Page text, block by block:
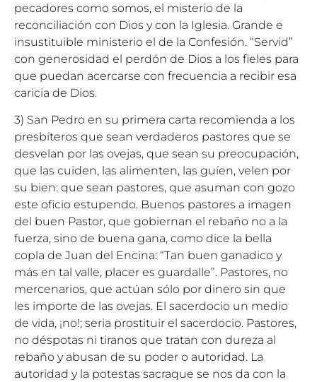
pecadores como somos, el misterio de la
reconciliación con Dios y con la Iglesia. Grande e
insustituible ministerio el de la Confesión. “Servid”
con generosidad el perdón de Dios a los fieles para
que puedan acercarse con frecuencia a recibir esa
caricia de Dios.
3) San Pedro en su primera carta recomienda a los
presbíteros que sean verdaderos pastores que se
desvelan por las ovejas, que sean su preocupación,
que las cuiden, las alimenten, las guíen, velen por
su bien: que sean pastores, que asuman con gozo
este oficio estupendo. Buenos pastores a imagen
del buen Pastor, que gobiernan el rebaño no a la
fuerza, sino de buena gana, como dice la bella
copla de Juan del Encina: “Tan buen ganadico y
más en tal valle, placer es guardalle”. Pastores, no
mercenarios, que actúan sólo por dinero sin que
les importe de las ovejas. El sacerdocio un medio
de vida, ¡no!; seria prostituir el sacerdocio. Pastores,
no déspotas ni tiranos que tratan con dureza al
rebaño y abusan de su poder o autoridad. La
autoridad y la potestas sacraque se nos da con la